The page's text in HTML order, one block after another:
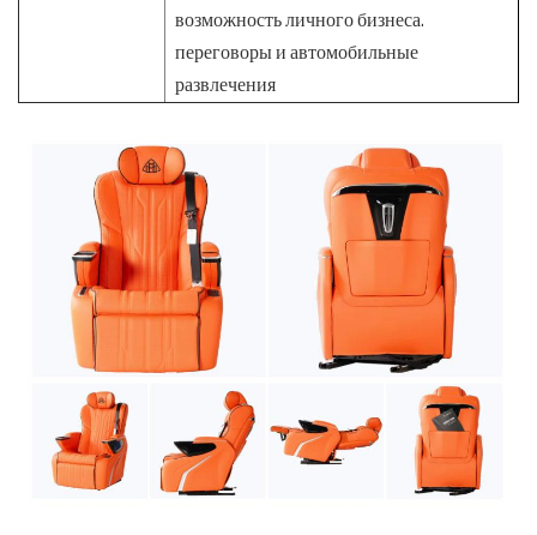
возможность личного бизнеса.
переговоры и автомобильные
развлечения